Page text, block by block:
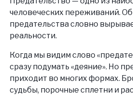
человеческих переживаний.
предательства словно
реальности.
Когда мы видим слово
сразу подумать «деяние». Но
приходит во многих формах.
судьбы, порочные сплетни и